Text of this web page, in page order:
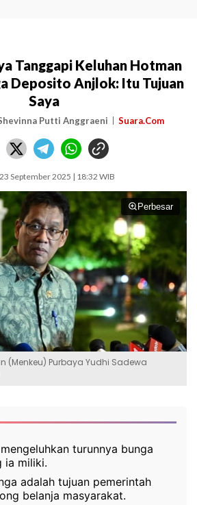
Tanggapi Keluhan Hotman
Deposito Anjlok: Itu Tujuan
Saya
Putti Anggraeni Suara.Com
September 2025 | 18:32 WIB
Perbesar
(Menkeu) Purbaya Yudhi Sadewa
turunnya bunga
ia miliki.
adalah tujuan pemerintah
belanja masyarakat.